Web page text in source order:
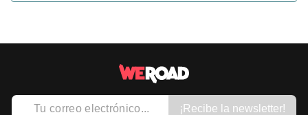
¡Recibe la newsletter!